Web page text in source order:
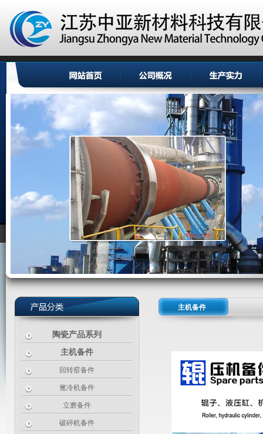
陶瓷产品系列
主机备件
回转窑备件
篦冷机备件
立磨备件
破碎机备件
主机备件